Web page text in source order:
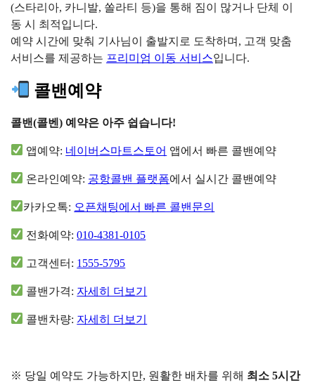
(스타리아, 카니발, 쏠라티 등)을 통해 짐이 많거나 단체 이
동 시 최적입니다.
예약 시간에 맞춰 기사님이 출발지로 도착하며, 고객 맞춤
서비스를 제공하는 프리미엄 이동 서비스입니다.
콜밴예약
콜밴(콜벤) 예약은 아주 쉽습니다!
앱예약: 네이버스마트스토어 앱에서 빠른 콜밴예약
온라인예약: 공항콜밴 플랫폼에서 실시간 콜밴예약
카카오톡: 오픈채팅에서 빠른 콜밴문의
전화예약:010-4381-0105
고객센터: 1555-5795
콜밴가격: 자세히 더보기
콜밴차량: 자세히 더보기
※ 당일 예약도 가능하지만, 원활한 배차를 위해 최소 5시간